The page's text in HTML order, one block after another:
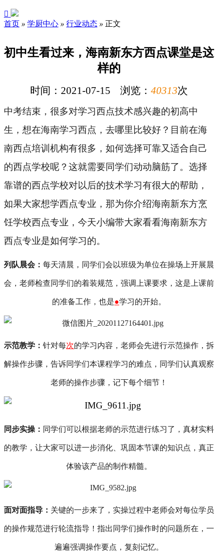

首页 » 学厨中心 » 行业动态 » 正文
初中生看过来，海南新东方西点课堂是这
样的
时间：2021-07-15 浏览： 40313次
中考结束，很多对学习西点技术感兴趣的初高中
生 ， 想在海南学习西点 ， 去哪里比较好？目前在海
南西点培训 机构有很多，如何选择可靠又适合自己
的西点学校呢？这就需要同学们动动脑筋了。选择
靠谱的西点学校对以后的技术学习有很大的帮助，
如果大家想学西点专业， 那为你介绍海南新东方烹
饪学校西点专业，今天小编带大家看看海南新东方
西点专业是如何学习的。
列队晨会： 每天清晨，同学们会以班级为单位在操场上开展晨
会 ，老师检查同学们的着装规范，强调上课要求，这是上课前
的准备工作 ，也是●学习的开始。
示范教学 ： 针对每次的学习内容，老师会先进行示范操作，拆
解操作步骤，告诉同学们本课程学习的难点， 同学们认真观察
老师的操作步骤，记下每个细节 ！
同步实操 ： 同学们可以根据老师的示范进行练习了，真材实料
的教学，让大家可以进一步消化、巩固本节课的知识点，真正
体验该产品的制作精髓。
面对面指导： 关键的一步来了，实操过程中老师会对每位学员
的操作规范进行轮流指导！指出 同学们操作时的问题所在，一
遍遍强调操作要点，复刻记忆。